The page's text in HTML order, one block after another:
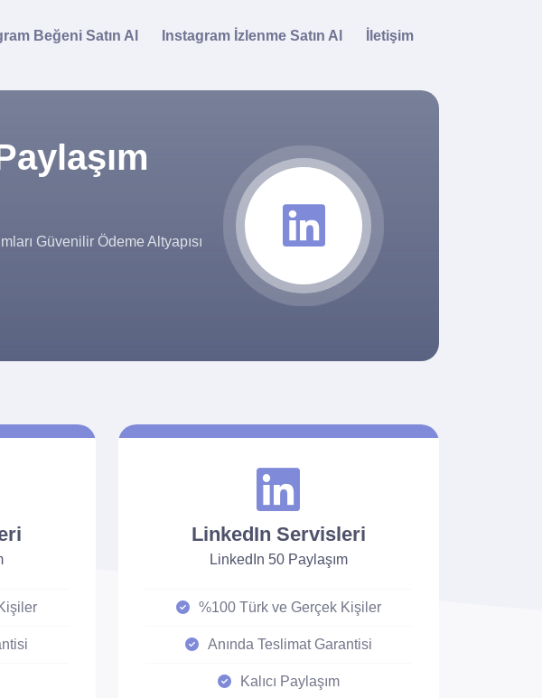
Beğeni Satın Al Instagram İzlenme Satın Al İletişim
Güvenilir Ödeme Altyapısı
LinkedIn Servisleri
LinkedIn 50 Paylaşım
%100 Türk ve Gerçek Kişiler
Anında Teslimat Garantisi
Kalıcı Paylaşım